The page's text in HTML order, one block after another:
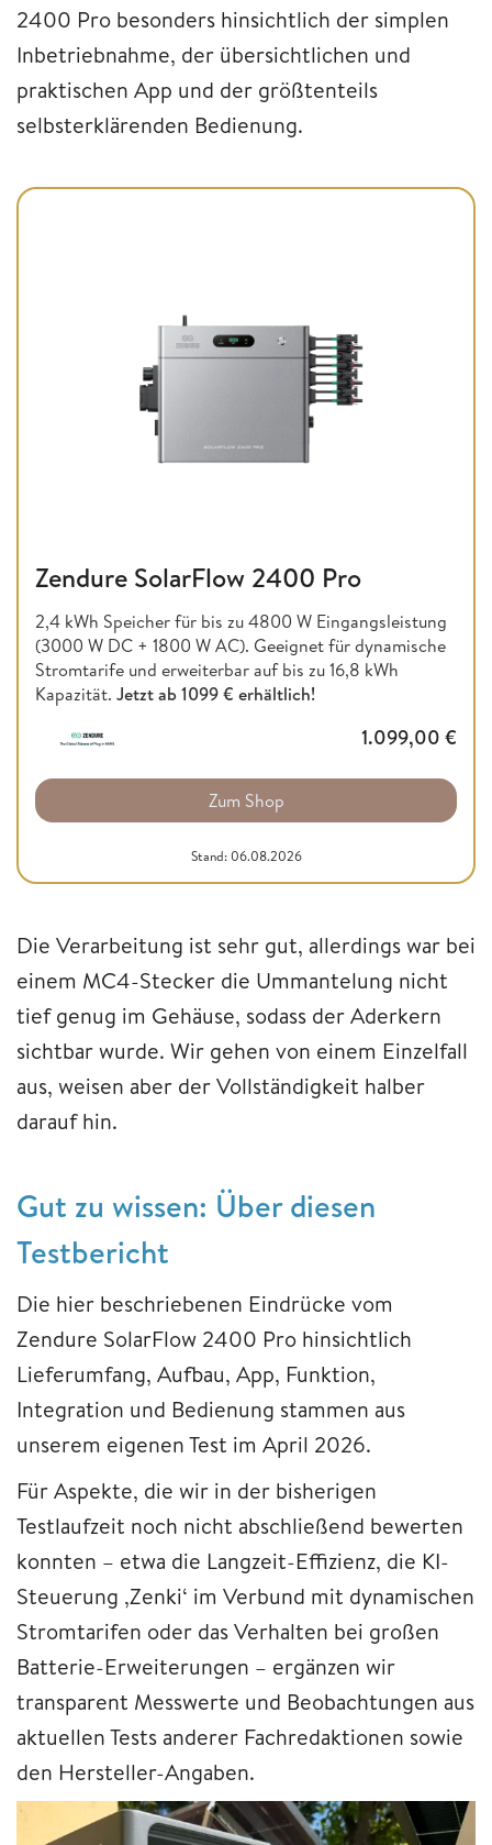
2400 Pro besonders hinsichtlich der simplen
Inbetriebnahme, der übersichtlichen und
praktischen App und der größtenteils
selbsterklärenden Bedienung.
Zendure SolarFlow 2400 Pro
2,4 kWh Speicher für bis zu 4800 W Eingangsleistung
(3000 W DC + 1800 W AC). Geeignet für dynamische
Stromtarife und erweiterbar auf bis zu 16,8 kWh
Kapazität. Jetzt ab1099 € erhältlich!
1.099,00 €
Zum Shop
Stand: 06.08.2026
Die Verarbeitung ist sehr gut, allerdings war bei
einem MC4-Stecker die Ummantelung nicht
tief genug im Gehäuse, sodass der Aderkern
sichtbar wurde. Wir gehen von einem Einzelfall
aus, weisen aber der Vollständigkeit halber
darauf hin.
Gut zu wissen: Über diesen
Testbericht
Die hier beschriebenen Eindrücke vom
Zendure SolarFlow 2400 Pro hinsichtlich
Lieferumfang, Aufbau, App, Funktion,
Integration und Bedienung stammen aus
unserem eigenen Test im April 2026.
Für Aspekte, die wir in der bisherigen
Testlaufzeit noch nicht abschließend bewerten
konnten – etwa die Langzeit-Effizienz, die KI-
Steuerung ‚Zenki‘ im Verbund mit dynamischen
Stromtarifen oder das Verhalten bei großen
Batterie-Erweiterungen – ergänzen wir
transparent Messwerte und Beobachtungen aus
aktuellen Tests anderer Fachredaktionen sowie
den Hersteller-Angaben.